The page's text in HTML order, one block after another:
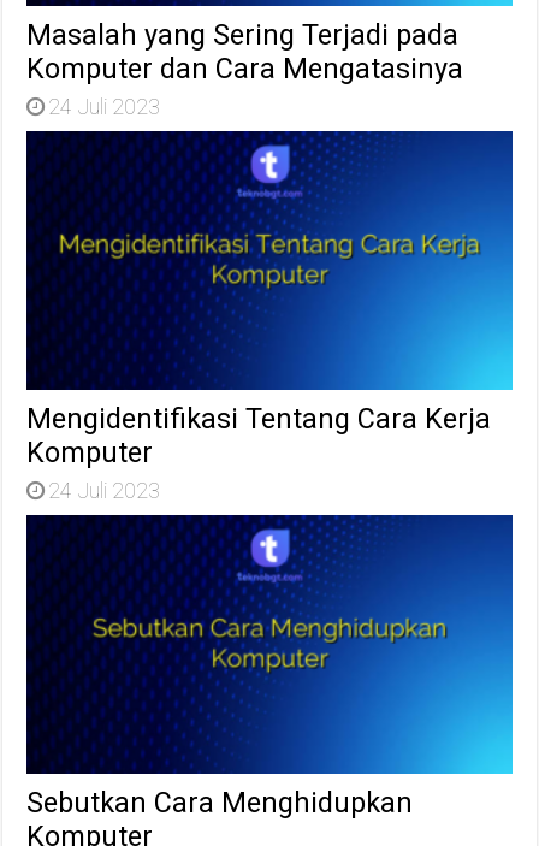
Masalah yang Sering Terjadi pada
Komputer dan Cara Mengatasinya
24 Juli 2023
Mengidentifikasi Tentang Cara Kerja
Komputer
24 Juli 2023
Sebutkan Cara Menghidupkan
Komputer